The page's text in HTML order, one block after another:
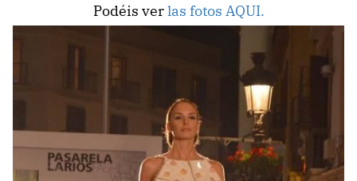
Podéis verlas fotos AQUI.